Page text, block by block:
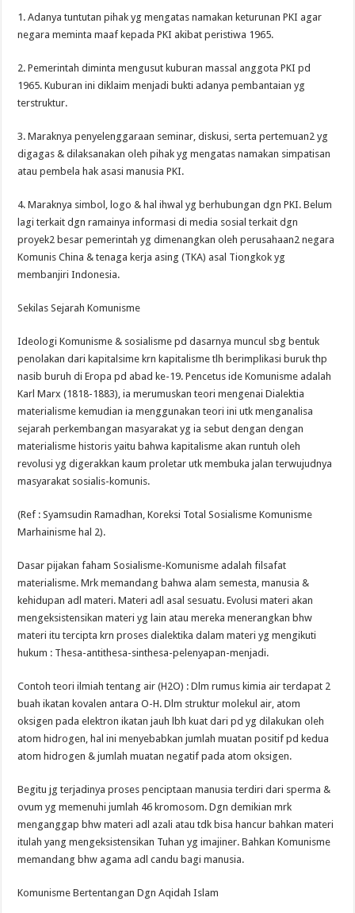
1. Adanya tuntutan pihak yg mengatas namakan keturunan PKI agar
negara meminta maaf kepada PKI akibat peristiwa 1965.
2. Pemerintah diminta mengusut kuburan massal anggota PKI pd
1965. Kuburan ini diklaim menjadi bukti adanya pembantaian yg
terstruktur.
3. Maraknya penyelenggaraan seminar, diskusi, serta pertemuan2 yg
digagas & dilaksanakan oleh pihak yg mengatas namakan simpatisan
atau pembela hak asasi manusia PKI.
4. Maraknya simbol, logo & hal ihwal yg berhubungan dgn PKI. Belum
lagi terkait dgn ramainya informasi di media sosial terkait dgn
proyek2 besar pemerintah yg dimenangkan oleh perusahaan2 negara
Komunis China & tenaga kerja asing (TKA) asal Tiongkok yg
membanjiri Indonesia.
Sekilas Sejarah Komunisme
Ideologi Komunisme & sosialisme pd dasarnya muncul sbg bentuk
penolakan dari kapitalsime krn kapitalisme tlh berimplikasi buruk thp
nasib buruh di Eropa pd abad ke-19. Pencetus ide Komunisme adalah
Karl Marx (1818-1883), ia merumuskan teori mengenai Dialektia
materialisme kemudian ia menggunakan teori ini utk menganalisa
sejarah perkembangan masyarakat yg ia sebut dengan dengan
materialisme historis yaitu bahwa kapitalisme akan runtuh oleh
revolusi yg digerakkan kaum proletar utk membuka jalan terwujudnya
masyarakat sosialis-komunis.
(Ref : Syamsudin Ramadhan, Koreksi Total Sosialisme Komunisme
Marhainisme hal 2).
Dasar pijakan faham Sosialisme-Komunisme adalah filsafat
materialisme. Mrk memandang bahwa alam semesta, manusia &
kehidupan adl materi. Materi adl asal sesuatu. Evolusi materi akan
mengeksistensikan materi yg lain atau mereka menerangkan bhw
materi itu tercipta krn proses dialektika dalam materi yg mengikuti
hukum : Thesa-antithesa-sinthesa-pelenyapan-menjadi.
Contoh teori ilmiah tentang air (H2O) : Dlm rumus kimia air terdapat 2
buah ikatan kovalen antara O-H. Dlm struktur molekul air, atom
oksigen pada elektron ikatan jauh lbh kuat dari pd yg dilakukan oleh
atom hidrogen, hal ini menyebabkan jumlah muatan positif pd kedua
atom hidrogen & jumlah muatan negatif pada atom oksigen.
Begitu jg terjadinya proses penciptaan manusia terdiri dari sperma &
ovum yg memenuhi jumlah 46 kromosom. Dgn demikian mrk
menganggap bhw materi adl azali atau tdk bisa hancur bahkan materi
itulah yang mengeksistensikan Tuhan yg imajiner. Bahkan Komunisme
memandang bhw agama adl candu bagi manusia.
Komunisme Bertentangan Dgn Aqidah Islam